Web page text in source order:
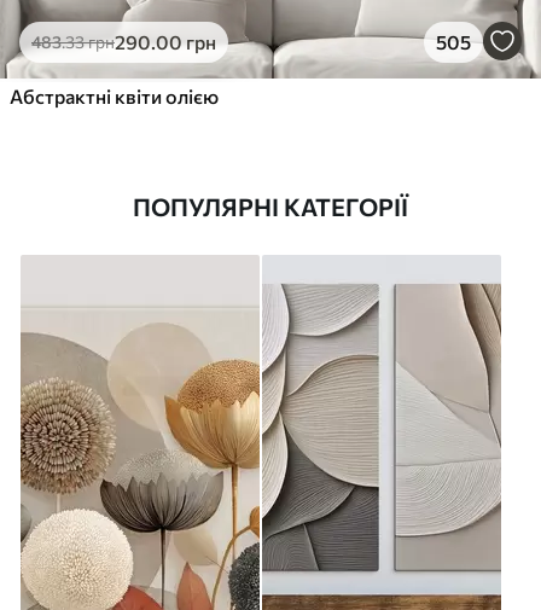
483.33грн290.00грн 505
Абстрактні квіти олією
ПОПУЛЯРНІ КАТЕГОРІЇ